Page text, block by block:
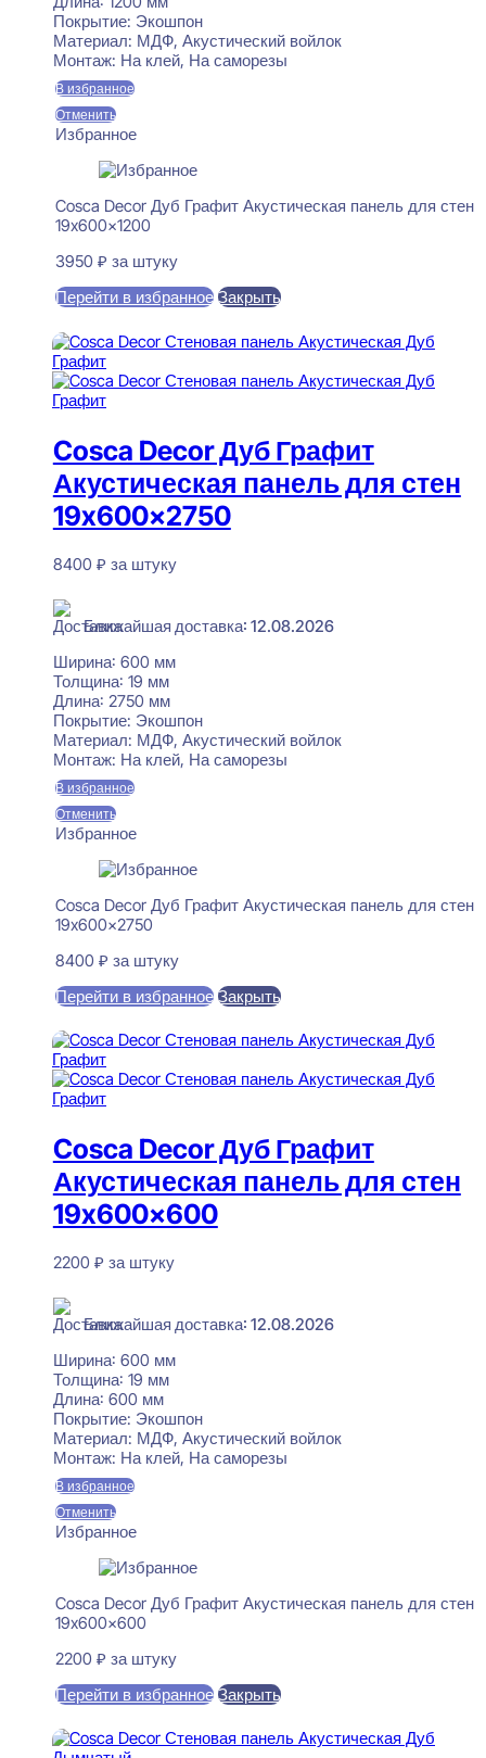
Покрытие: Экошпон
Материал: МДФ, Акустический войлок
Монтаж: На клей, На саморезы
В избранное
Отменить
Избранное
Cosca Decor Дуб Графит Акустическая панель для стен
19x600x1200
3950 ₽ за штуку
Перейти в избранное Закрыть
Cosca Decor Дуб Графит
Акустическая панель для стен
19x600x2750
8400 ₽ за штуку
Ближайшая доставка: 12.08.2026
Ширина: 600 мм
Толщина: 19 мм
Длина: 2750 мм
Покрытие: Экошпон
Материал: МДФ, Акустический войлок
Монтаж: На клей, На саморезы
В избранное
Отменить
Избранное
Cosca Decor Дуб Графит Акустическая панель для стен
19x600x2750
8400 ₽ за штуку
Перейти в избранное Закрыть
Cosca Decor Дуб Графит
Акустическая панель для стен
19x600x600
2200 ₽ за штуку
Ближайшая доставка: 12.08.2026
Ширина: 600 мм
Толщина: 19 мм
Длина: 600 мм
Покрытие: Экошпон
Материал: МДФ, Акустический войлок
Монтаж: На клей, На саморезы
В избранное
Отменить
Избранное
Cosca Decor Дуб Графит Акустическая панель для стен
19x600x600
2200 ₽ за штуку
Перейти в избранное Закрыть